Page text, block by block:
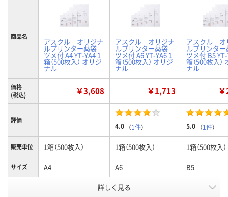
商品名
アスクル オリジナ
ルプリンター薬袋
ツメ付 A4 YT-YA4 1
箱（500枚入） オリジ
ナル
アスクル オリジナ
ルプリンター薬袋
ツメ付 A6 YT-YA6 1
箱（500枚入） オリジ
ナル
アスクル オ
ルプリンター
ツメ付 B5
箱（500枚入）
ナル
価格
(税込)
￥3,608 ￥1,713
評価
4.0 （1件） 5.0 （1件）
販売単位 1箱（500枚入） 1箱（500枚入） 1箱（500枚入）
サイズ A4 A6 B5
U441532 U441534
詳しく見る